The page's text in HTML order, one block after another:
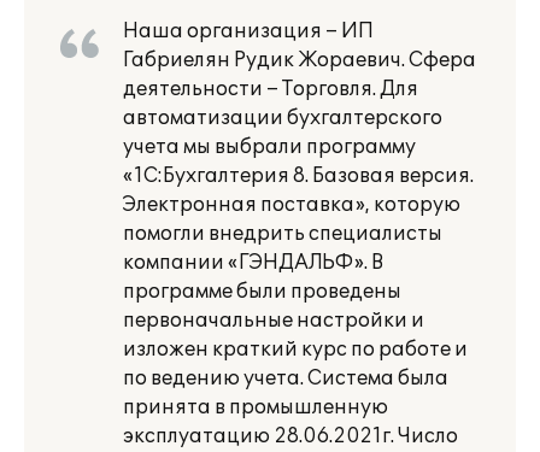
Наша организация – ИП
Габриелян Рудик Жораевич. Сфера
деятельности – Торговля. Для
автоматизации бухгалтерского
учета мы выбрали программу
«1С:Бухгалтерия 8. Базовая версия.
Электронная поставка», которую
помогли внедрить специалисты
компании «ГЭНДАЛЬФ». В
программе были проведены
первоначальные настройки и
изложен краткий курс по работе и
по ведению учета. Система была
принята в промышленную
эксплуатацию 28.06.2021г. Число